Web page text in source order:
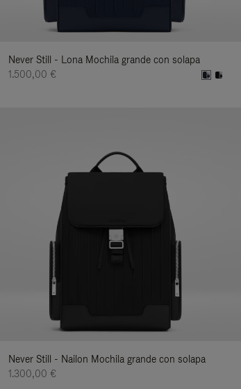
Never Still - Lona Mochila grande con solapa
1.500,00 €
Never Still - Nailon Mochila grande con solapa
1.300,00 €